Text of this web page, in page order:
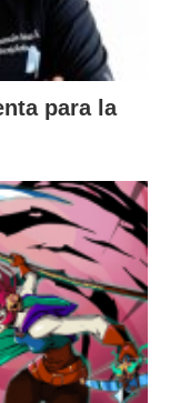
para la